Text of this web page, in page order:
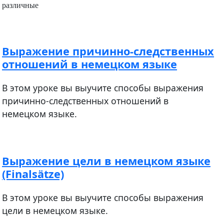
различные
Выражение причинно-следственных
отношений в немецком языке
В этом уроке вы выучите способы выражения
причинно-следственных отношений в
немецком языке.
Выражение цели в немецком языке
(Finalsätze)
В этом уроке вы выучите способы выражения
цели в немецком языке.